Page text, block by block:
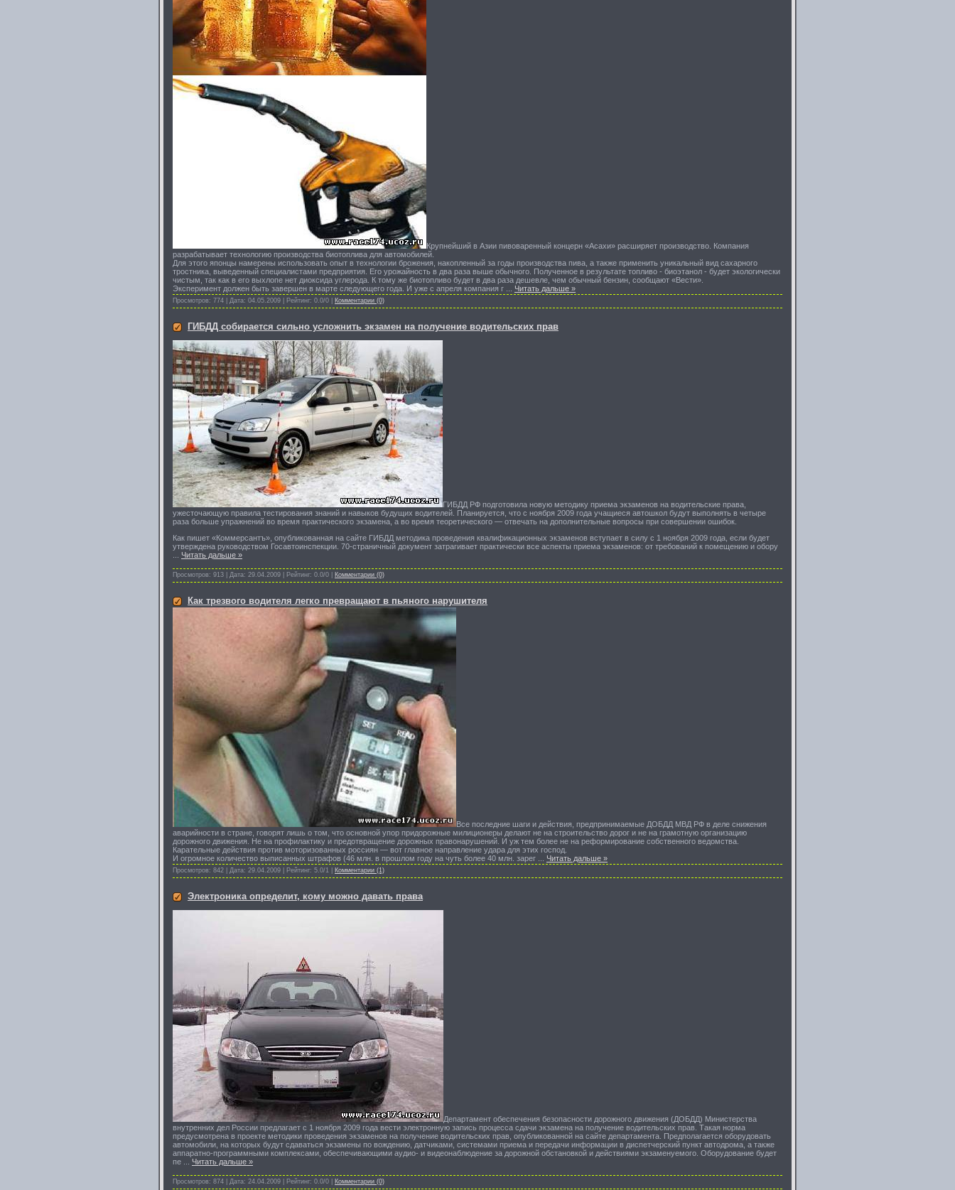
Крупнейший в Азии пивоваренный концерн «Асахи» расширяет производство. Компания
разрабатывает технологию производства биотоплива для автомобилей.
Для этого японцы намерены использовать опыт в технологии брожения, накопленный за годы производства пива, а также применить уникальный вид сахарного
тростника, выведенный специалистами предприятия. Его урожайность в два раза выше обычного. Полученное в результате топливо - биоэтанол - будет экологически
чистым, так как в его выхлопе нет диоксида углерода. К тому же биотопливо будет в два раза дешевле, чем обычный бензин, сообщают «Вести».
Эксперимент должен быть завершен в марте следующего года. И уже с апреля компания г
Читать дальше »
Просмотров: 774 | Дата: 04.05.2009 | Рейтинг: 0.0/0 | Комментарии (0)
ГИБДД собирается сильно усложнить экзамен на получение водительских прав
ГИБДД РФ подготовила новую методику приема экзаменов на водительские права,
ужесточающую правила тестирования знаний и навыков будущих водителей. Планируется, что с ноября 2009 года учащиеся автошкол будут выполнять в четыре
раза больше упражнений во время практического экзамена, а во время теоретического — отвечать на дополнительные вопросы при совершении ошибок.
Как пишет «Коммерсантъ», опубликованная на сайте ГИБДД методика проведения квалификационных экзаменов вступает в силу с 1 ноября 2009 года, если будет
утверждена руководством Госавтоинспекции. 70-страничный документ затрагивает практически все аспекты приема экзаменов: от требований к помещению и обору
Читать дальше »
Просмотров: 913 | Дата: 29.04.2009 | Рейтинг: 0.0/0 | Комментарии (0)
Как трезвого водителя легко превращают в пьяного нарушителя
Все последние шаги и действия, предпринимаемые ДОБДД МВД РФ в деле снижения
аварийности в стране, говорят лишь о том, что основной упор придорожные милиционеры делают не на строительство дорог и не на грамотную организацию
дорожного движения. Не на профилактику и предотвращение дорожных правонарушений. И уж тем более не на реформирование собственного ведомства.
Карательные действия против моторизованных россиян — вот главное направление удара для этих господ.
И огромное количество выписанных штрафов (46 млн. в прошлом году на чуть более 40 млн. зарег
Читать дальше »
Просмотров: 842 | Дата: 29.04.2009 | Рейтинг: 5.0/1 | Комментарии (1)
Электроника определит, кому можно давать права
Департамент обеспечения безопасности дорожного движения (ДОБДД) Министерства
внутренних дел России предлагает с 1 ноября 2009 года вести электронную запись процесса сдачи экзамена на получение водительских прав. Такая норма
предусмотрена в проекте методики проведения экзаменов на получение водительских прав, опубликованной на сайте департамента. Предполагается оборудовать
автомобили, на которых будут сдаваться экзамены по вождению, датчиками, системами приема и передачи информации в диспетчерский пункт автодрома, а также
аппаратно-программными комплексами, обеспечивающими аудио- и видеонаблюдение за дорожной обстановкой и действиями экзаменуемого. Оборудование будет
пе
Читать дальше »
Просмотров: 874 | Дата: 24.04.2009 | Рейтинг: 0.0/0 | Комментарии (0)